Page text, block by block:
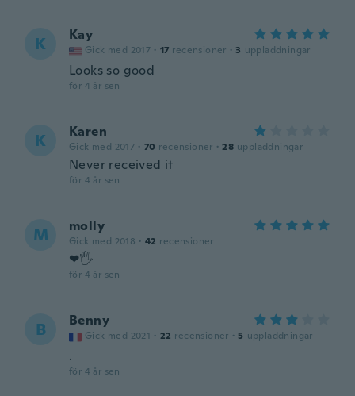
K Kay
Gick med 2017 · 17 recensioner · 3 uppladdningar
Looks so good
för 4 år sen
K Karen
Gick med 2017 · 70 recensioner · 28 uppladdningar
Never received it
för 4 år sen
M molly
Gick med 2018 · 42 recensioner
❤🖐
för 4 år sen
B Benny
Gick med 2021 · 22 recensioner · 5 uppladdningar
.
för 4 år sen